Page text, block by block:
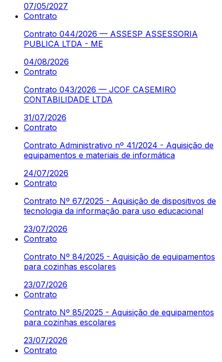
07/05/2027
Contrato
Contrato 044/2026 — ASSESP ASSESSORIA
PUBLICA LTDA - ME
04/08/2026
Contrato
Contrato 043/2026 — JCOF CASEMIRO
CONTABILIDADE LTDA
31/07/2026
Contrato
Contrato Administrativo nº 41/2024 - Aquisição de
equipamentos e materiais de informática
24/07/2026
Contrato
Contrato Nº 67/2025 - Aquisição de dispositivos de
tecnologia da informação para uso educacional
23/07/2026
Contrato
Contrato Nº 84/2025 - Aquisição de equipamentos
para cozinhas escolares
23/07/2026
Contrato
Contrato Nº 85/2025 - Aquisição de equipamentos
para cozinhas escolares
23/07/2026
Contrato